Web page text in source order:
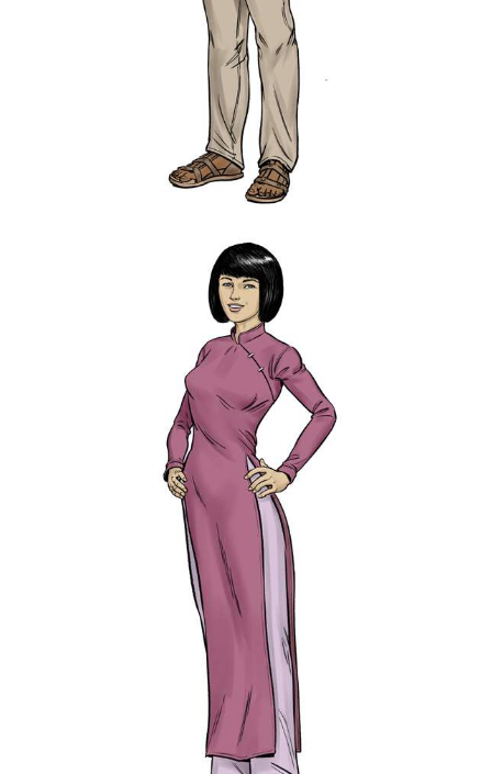
Association « La voie des adoptés ».